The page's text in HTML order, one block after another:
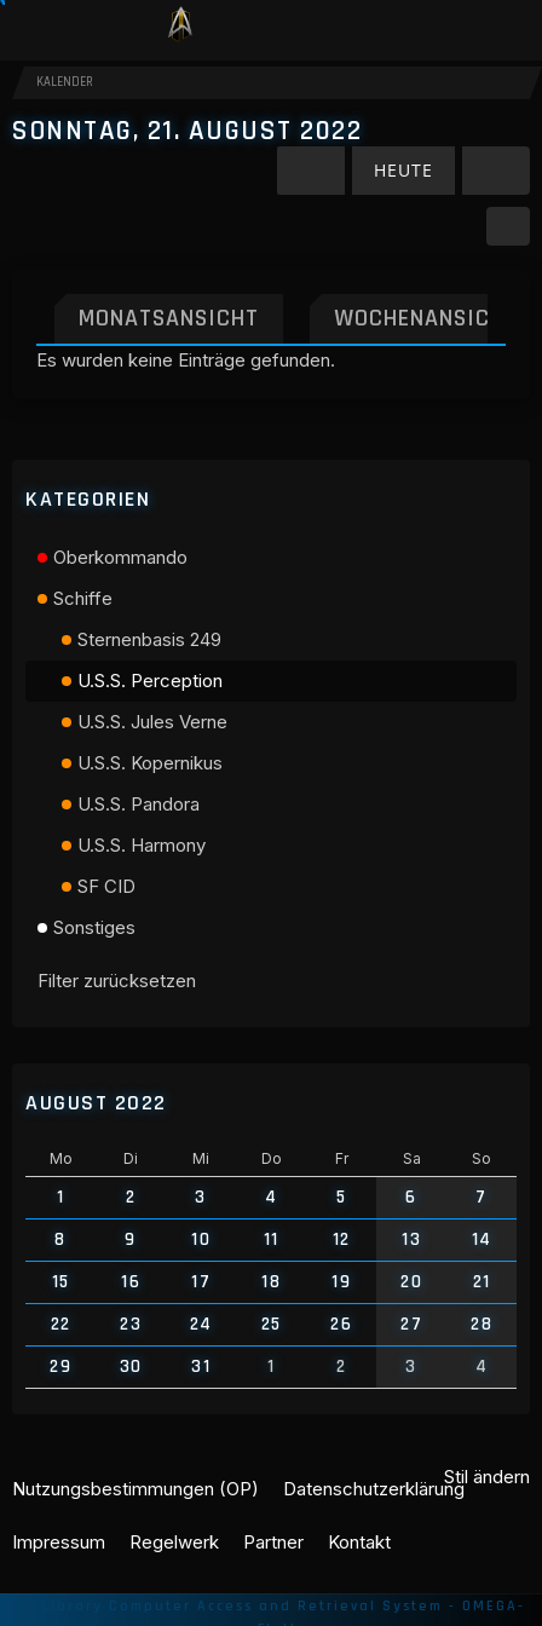
KALENDER
SONNTAG, 21. AUGUST 2022
HEUTE
MONATSANSICHT WOCHENANSICHT
Es wurden keine Einträge gefunden.
KATEGORIEN
Oberkommando
Schiffe
Sternenbasis 249
U.S.S. Perception
U.S.S. Jules Verne
U.S.S. Kopernikus
U.S.S. Pandora
U.S.S. Harmony
SF CID
Sonstiges
Filter zurücksetzen
AUGUST 2022
Mo Di Mi Do Fr Sa So
1 2 3 4 5 6
7
8
9 10 11 12 13
14
15
16 17 18 19 20
21
22
23 24 25 26 27
28
29
30 31 1 2 3 4
Stil ändern
Nutzungsbestimmungen (OP) Datenschutzerklärung
Impressum Regelwerk Partner Kontakt